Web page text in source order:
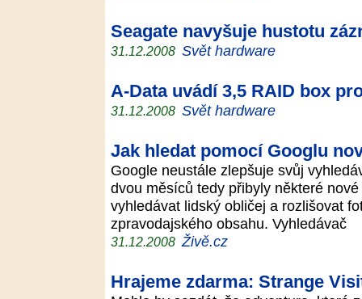
Seagate navyšuje hustotu
31.12.2008 Svět hardware
A-Data uvádí 3,5 RAID box
31.12.2008 Svět hardware
Jak hledat pomocí Googlu
Google neustále zlepšuje svůj
dvou měsíců tedy přibyly některé
vyhledávat lidský obličej a rozlišovat
zpravodajského obsahu. Vyhledávač
31.12.2008 Živě.cz
Hrajeme zdarma: Strange